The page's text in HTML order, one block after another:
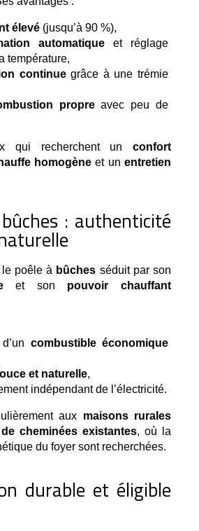
élevé (jusqu’à 90 %),
automatique et réglage
température,
continue grâce à une trémie
propre avec peu de
qui recherchent un confort
homogène et unentretien
: authenticité
poêle à bûches
et son pouvoir chauffant
combustible économique
et naturelle,
indépendant de l’électricité.
aux maisons rurales
cheminées existantes, où la
du foyer sont recherchées.
durable et éligible